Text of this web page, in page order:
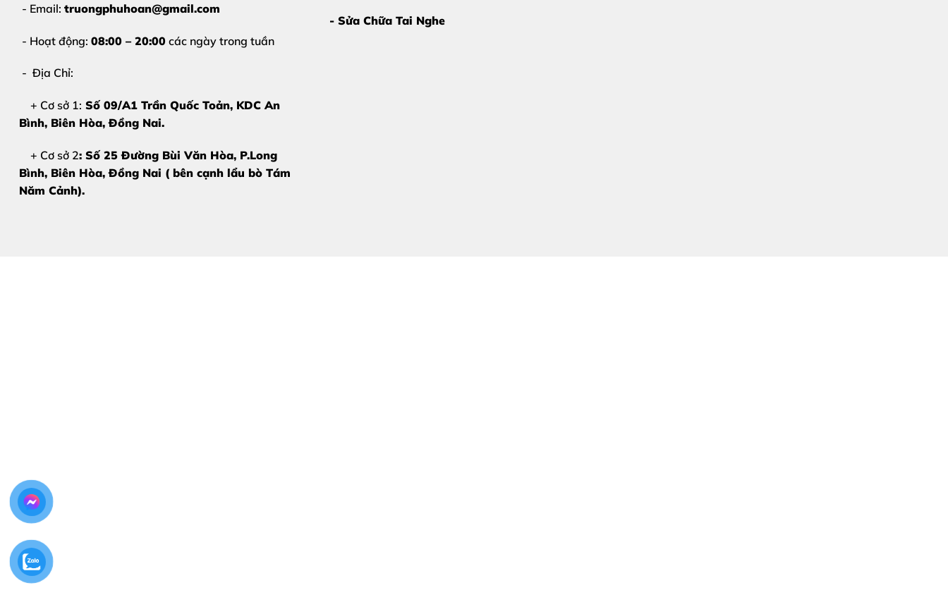
- Email: truongphuhoan@gmail.com
- Hoạt động: 08:00 – 20:00 các ngày trong tuần
- Địa Chỉ:
+ Cơ sở 1: Số 09/A1 Trần Quốc Toản, KDC An
Bình, Biên Hòa, Đồng Nai.
+ Cơ sở 2: Số 25 Đường Bùi Văn Hòa, P.Long
Bình, Biên Hòa, Đồng Nai ( bên cạnh lẩu bò Tám
Năm Cảnh).
- Sửa Chữa Tai Nghe